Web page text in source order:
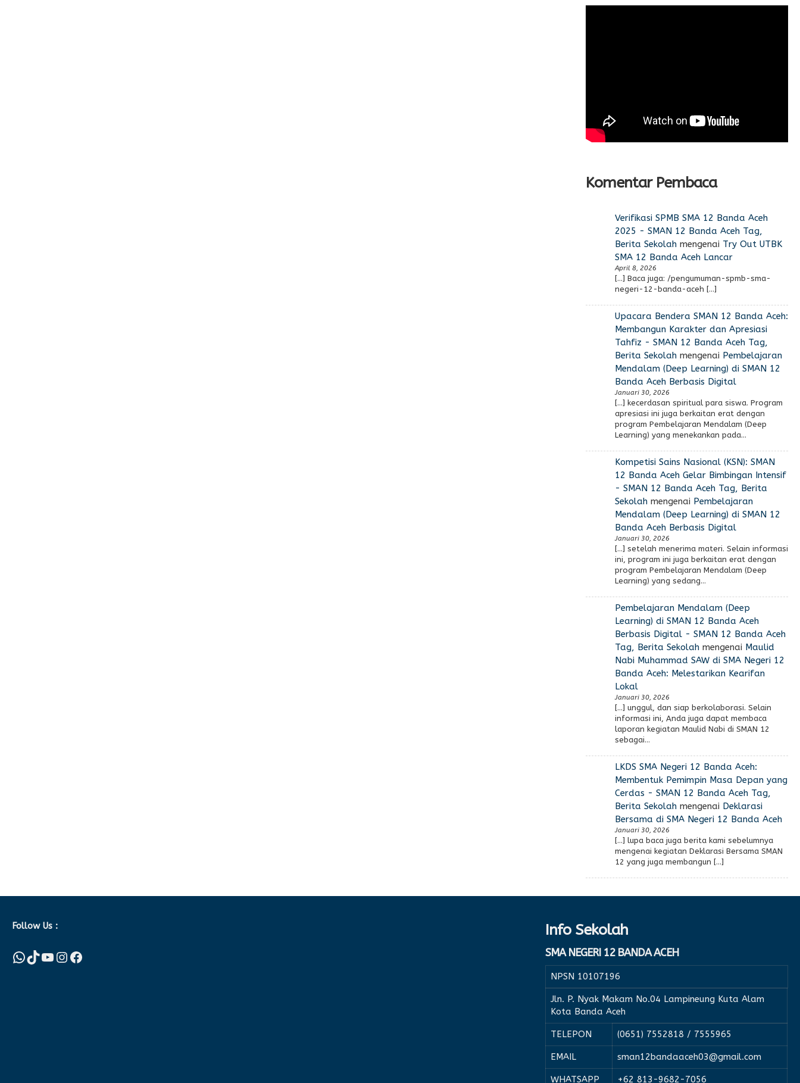
Komentar Pembaca
Verifikasi SPMB SMA 12 Banda Aceh
2025 - SMAN 12 Banda Aceh Tag,
Berita Sekolahmengenai Try Out UTBK
SMA 12 Banda Aceh Lancar
April 8, 2026
[…] Baca juga: /pengumuman-spmb-sma-
negeri-12-banda-aceh […]
Upacara Bendera SMAN 12 Banda Aceh:
Membangun Karakter dan Apresiasi
Tahfiz - SMAN 12 Banda Aceh Tag,
Berita Sekolahmengenai Pembelajaran
Mendalam (Deep Learning) di SMAN 12
Banda Aceh Berbasis Digital
Januari 30, 2026
[…] kecerdasan spiritual para siswa. Program
apresiasi ini juga berkaitan erat dengan
program Pembelajaran Mendalam (Deep
Learning) yang menekankan pada…
Kompetisi Sains Nasional (KSN): SMAN
12 Banda Aceh Gelar Bimbingan Intensif
- SMAN 12 Banda Aceh Tag, Berita
Sekolahmengenai Pembelajaran
Mendalam (Deep Learning) di SMAN 12
Banda Aceh Berbasis Digital
Januari 30, 2026
[…] setelah menerima materi. Selain informasi
ini, program ini juga berkaitan erat dengan
program Pembelajaran Mendalam (Deep
Learning) yang sedang…
Pembelajaran Mendalam (Deep
Learning) di SMAN 12 Banda Aceh
Berbasis Digital - SMAN 12 Banda Aceh
Tag, Berita Sekolahmengenai Maulid
Nabi Muhammad SAW di SMA Negeri 12
Banda Aceh: Melestarikan Kearifan
Lokal
Januari 30, 2026
[…] unggul, dan siap berkolaborasi. Selain
informasi ini, Anda juga dapat membaca
laporan kegiatan Maulid Nabi di SMAN 12
sebagai…
LKDS SMA Negeri 12 Banda Aceh:
Membentuk Pemimpin Masa Depan yang
Cerdas - SMAN 12 Banda Aceh Tag,
Berita Sekolahmengenai Deklarasi
Bersama di SMA Negeri 12 Banda Aceh
Januari 30, 2026
[…] lupa baca juga berita kami sebelumnya
mengenai kegiatan Deklarasi Bersama SMAN
12 yang juga membangun […]
Follow Us :
WhatsApp
TikTok
YouTube
Instagram
Facebook
Info Sekolah
SMA NEGERI 12 BANDA ACEH
NPSN 10107196
Jln. P. Nyak Makam No.04 Lampineung Kuta Alam
Kota Banda Aceh
TELEPON (0651) 7552818 / 7555965
EMAIL sman12bandaaceh03@gmail.com
WHATSAPP +62 813-9682-7056